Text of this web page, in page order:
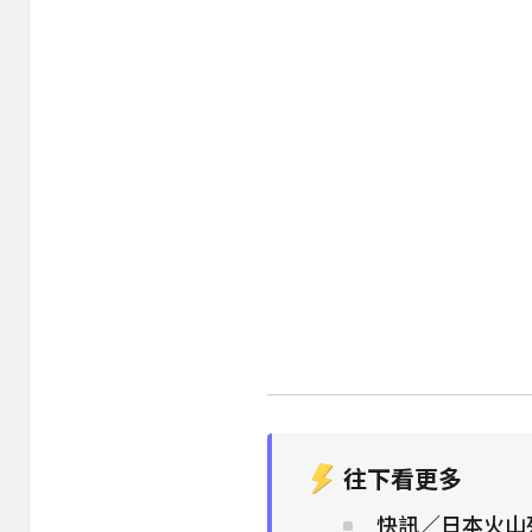
往下看更多
快訊／日本火